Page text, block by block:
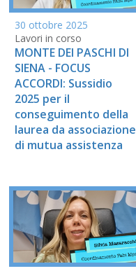
30 ottobre 2025
Lavori in corso
MONTE DEI PASCHI DI
SIENA - FOCUS
ACCORDI: Sussidio
2025 per il
conseguimento della
laurea da associazione
di mutua assistenza